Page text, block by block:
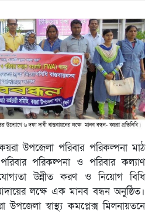
উপজেলা পরিবার পরিকল্পনা মাঠ
পরিকল্পনা ও পরিবার কল্যাণ
উন্নীত করণ ও নিয়োগ বিধি
লক্ষে এক মানব বন্ধন অনুষ্ঠিত।
স্বাস্থ্য কমপ্লেক্স মিলনায়তনে